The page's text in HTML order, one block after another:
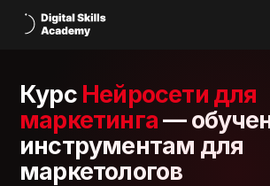
Курс Нейросети для
маркетинга—
инструментам для
маркетологов